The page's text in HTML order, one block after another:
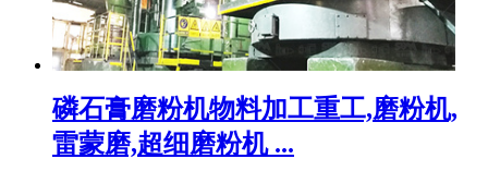
磷石膏磨粉机物料加工重工,磨粉机,
雷蒙磨,超细磨粉机 ...